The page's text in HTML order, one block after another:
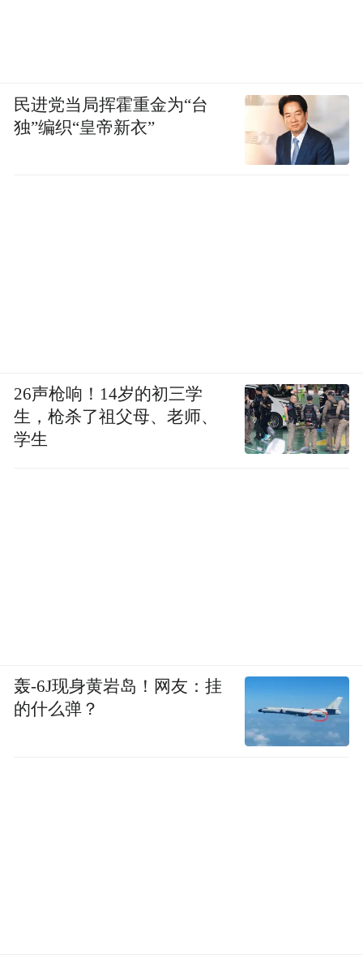
民进党当局挥霍重金为“台
独”编织“皇帝新衣”
26声枪响！14岁的初三学
生，枪杀了祖父母、老师、
学生
轰-6J现身黄岩岛！网友：挂
的什么弹？